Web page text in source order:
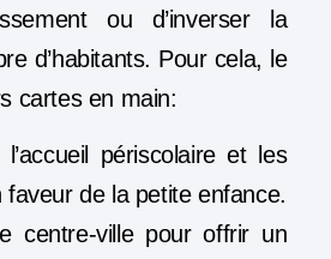
ou d’inverser la
d’habitants. Pour cela, le
cartes en main:
l’accueil périscolaire et les
faveur de la petite enfance.
centre-ville pour offrir un